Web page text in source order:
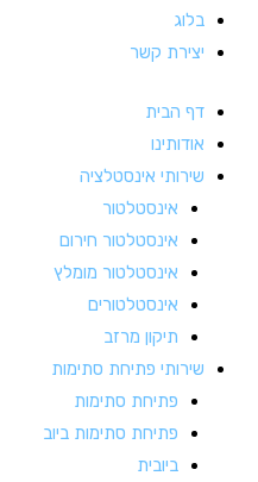
בלוג
יצירת קשר
דף הבית
אודותינו
שירותי אינסטלציה
אינסטלטור
אינסטלטור חירום
אינסטלטור מומלץ
אינסטלטורים
תיקון מרזב
שירותי פתיחת סתימות
פתיחת סתימות
פתיחת סתימות ביוב
ביובית